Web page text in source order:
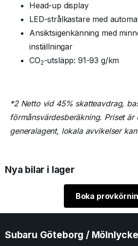
Head-up display
LED-strålkastare med
Ansiktsigenkänning med
inställningar
CO2-utsläpp: 91-93 g/km
*2 Netto vid 45% skatteavdrag,
förmånsvärdesberäkning. Priset
generalagent, lokala avvikelser
Nya bilar i lager
Boka
Subaru Göteborg /